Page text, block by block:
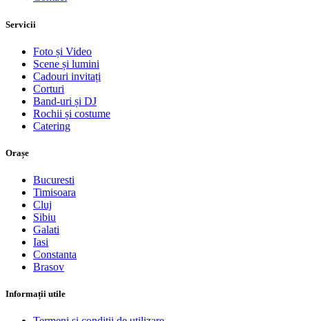
Servicii
Foto și Video
Scene și lumini
Cadouri invitați
Corturi
Band-uri și DJ
Rochii și costume
Catering
Orașe
Bucuresti
Timisoara
Cluj
Sibiu
Galati
Iasi
Constanta
Brasov
Informații utile